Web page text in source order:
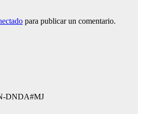
para publicar un comentario.
DNDA#MJ